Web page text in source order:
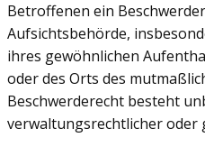
Betroffenen ein
Aufsichtsbehörde,
ihres gewöhnlichen
oder des Orts des
Beschwerderecht besteht
verwaltungsrechtlicher oder